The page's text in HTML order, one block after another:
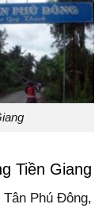
Tiền Giang
Phú Đông,